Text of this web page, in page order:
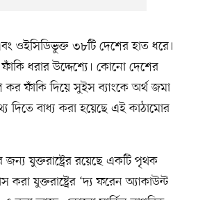
ওইসিডিভুক্ত ৩৮টি দেশের হাত ধরে।
ধরার উদ্দেশ্যে। কোনো দেশের
কর ফাঁকি দিয়ে সুইস ব্যাংকে অর্থ জমা
দিতে বাধ্য করা হয়েছে এই কাঠামোর
যুক্তরাষ্ট্রের রয়েছে একটি পৃথক
যুক্তরাষ্ট্রের ‘দ্য ফরেন অ্যাকাউন্ট